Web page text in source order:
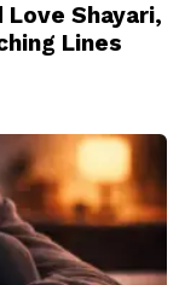
Love Shayari,
Lines